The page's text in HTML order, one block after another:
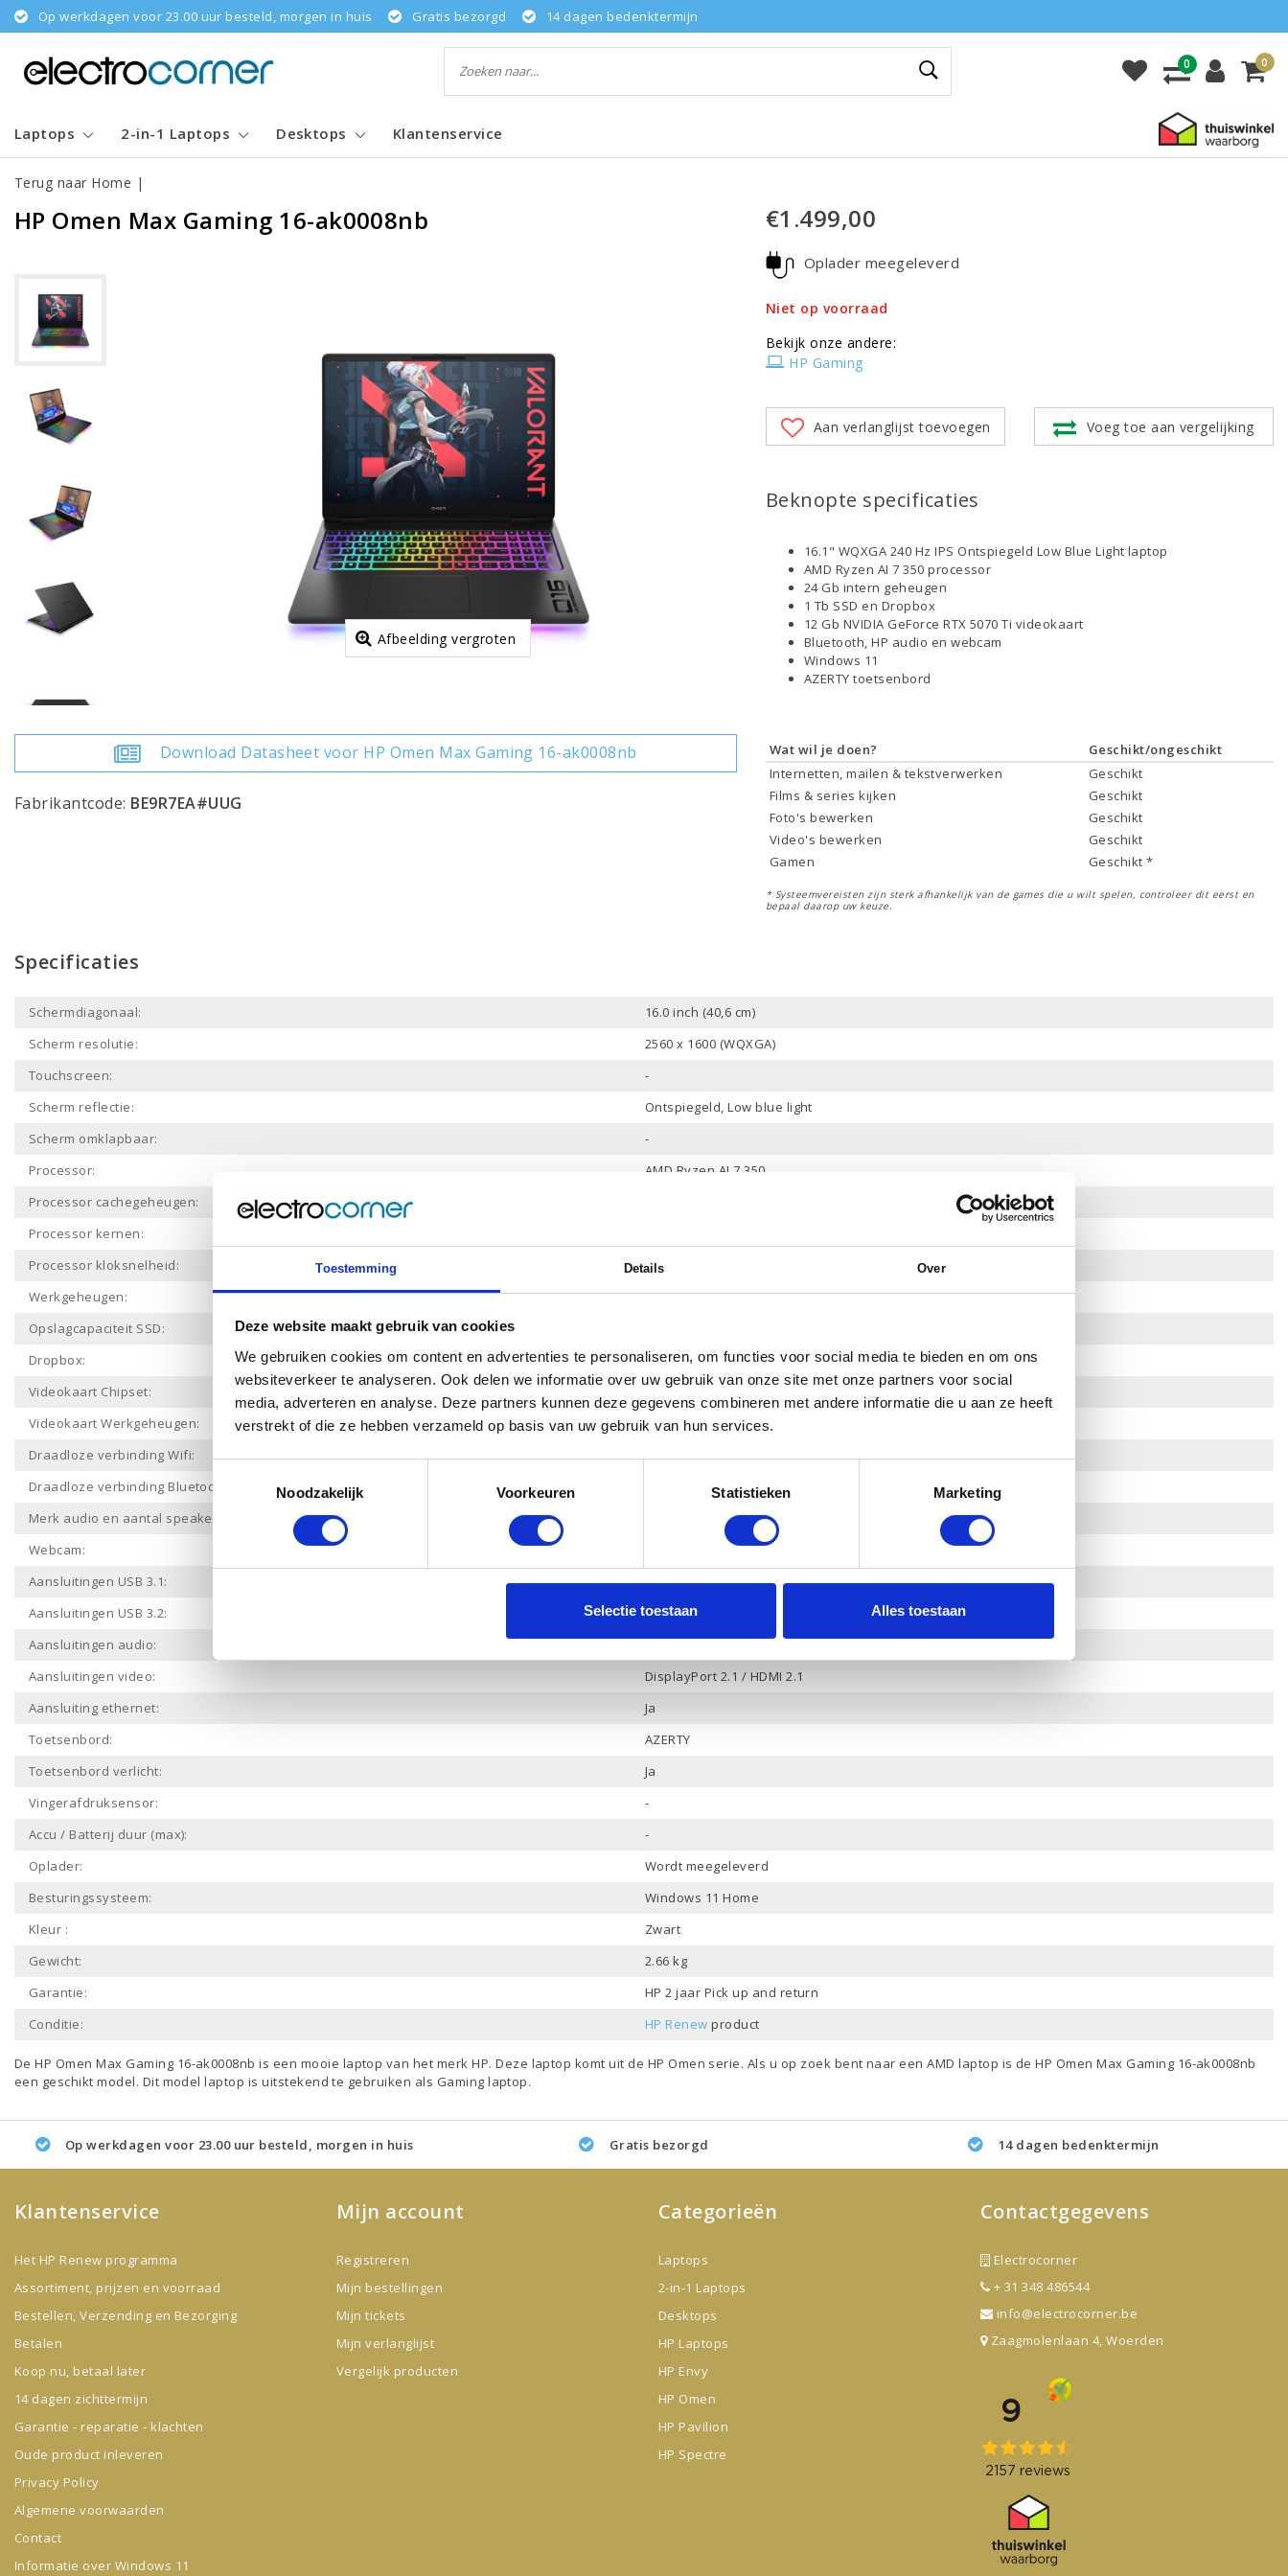
Toestemming Details Over
Deze website maakt gebruik van cookies
We gebruiken cookies om content en advertenties te personaliseren, om functies voor social media te bieden en om ons
websiteverkeer te analyseren. Ook delen we informatie over uw gebruik van onze site met onze partners voor social
media, adverteren en analyse. Deze partners kunnen deze gegevens combineren met andere informatie die u aan ze heeft
verstrekt of die ze hebben verzameld op basis van uw gebruik van hun services.
Noodzakelijk
Voorkeuren Statistieken Marketing
Selectie toestaan Alles toestaan
Op werkdagen voor 23.00 uur besteld, morgen in huis Gratis bezorgd 14 dagen bedenktermijn
0 0
Laptops 2-in-1 Laptops Desktops Klantenservice
Terug naar Home |
HP Omen Max Gaming 16-ak0008nb
Afbeelding vergroten
Download Datasheet voor HP Omen Max Gaming 16-ak0008nb
Fabrikantcode: BE9R7EA#UUG
€1.499,00
Oplader meegeleverd
Niet op voorraad
Bekijk onze andere:
HP Gaming
Aan verlanglijst toevoegen Voeg toe aan vergelijking
Beknopte specificaties
16.1" WQXGA 240 Hz IPS Ontspiegeld Low Blue Light laptop
AMD Ryzen AI 7 350 processor
24 Gb intern geheugen
1 Tb SSD en Dropbox
12 Gb NVIDIA GeForce RTX 5070 Ti videokaart
Bluetooth, HP audio en webcam
Windows 11
AZERTY toetsenbord
Wat wil je doen?
Geschikt/ongeschikt
Internetten, mailen & tekstverwerken
Geschikt
Films & series kijken
Geschikt
Foto's bewerken
Geschikt
Video's bewerken
Geschikt
Gamen
Geschikt *
* Systeemvereisten zijn sterk afhankelijk van de games die u wilt spelen, controleer dit eerst en
bepaal daarop uw keuze.
Specificaties
Schermdiagonaal:
16.0 inch (40,6 cm)
Scherm resolutie:
2560 x 1600 (WQXGA)
Touchscreen:
-
Scherm reflectie:
Ontspiegeld, Low blue light
Scherm omklapbaar:
-
Processor:
AMD Ryzen AI 7 350
Processor cachegeheugen:
Processor kernen:
Processor kloksnelheid:
tot 5.0 GHz
Werkgeheugen:
24 Gb
Opslagcapaciteit SSD:
Dropbox:
Ja
Videokaart Chipset:
NVIDIA GeForce RTX 5070 Ti
Videokaart Werkgeheugen:
12 Gb
Draadloze verbinding Wifi:
Ja
Draadloze verbinding Bluetooth:
Merk audio en aantal speakers:
HP Audio, 2 luidsprekers
Webcam:
Aansluitingen USB 3.1:
2
Aansluitingen USB 3.2:
2
Aansluitingen audio:
Hoofdtelefoon / Microfoon combo
Aansluitingen video:
DisplayPort 2.1 / HDMI 2.1
Aansluiting ethernet:
Ja
Toetsenbord:
AZERTY
Toetsenbord verlicht:
Ja
Vingerafdruksensor:
-
Accu / Batterij duur (max):
-
Oplader:
Wordt meegeleverd
Besturingssysteem:
Windows 11 Home
Kleur :
Zwart
Gewicht:
2.66 kg
Garantie:
HP 2 jaar Pick up and return
Conditie:
HP Renew product
De HP Omen Max Gaming 16-ak0008nb is een mooie laptop van het merkHP. Deze laptop komt uit de HP Omen serie. Als u op zoek bent naar eenAMD laptop is de HP Omen Max Gaming 16-ak0008nb
een geschikt model. Dit modellaptop is uitstekend te gebruiken als Gaming laptop.
Op werkdagen voor 23.00 uur besteld, morgen in huis Gratis bezorgd 14 dagen bedenktermijn
Klantenservice
Het HP Renew programma
Assortiment, prijzen en voorraad
Bestellen, Verzending en Bezorging
Betalen
Koop nu, betaal later
14 dagen zichttermijn
Garantie - reparatie - klachten
Oude product inleveren
Privacy Policy
Algemene voorwaarden
Contact
Informatie over Windows 11
Mijn account
Registreren
Mijn bestellingen
Mijn tickets
Mijn verlanglijst
Vergelijk producten
Categorieën
Laptops
2-in-1 Laptops
Desktops
HP Laptops
HP Envy
HP Omen
HP Pavilion
HP Spectre
Contactgegevens
Electrocorner
+ 31 348 486544
info@electrocorner.be
Zaagmolenlaan 4, Woerden